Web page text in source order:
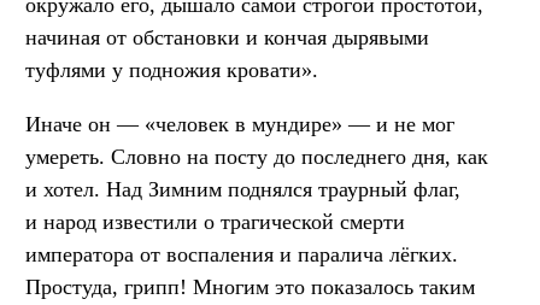
начиная от обстановки и кончая дырявыми
туфлями у подножия кровати».
Иначе он — «человек в мундире» — и не мог
умереть. Словно на посту до последнего дня, как
и хотел. Над Зимним поднялся траурный флаг,
и народ известили о трагической смерти
императора от воспаления и паралича лёгких.
Простуда, грипп! Многим это показалось таким